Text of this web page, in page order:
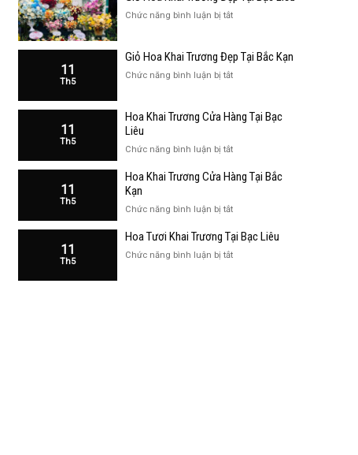
Chức năng bình luận bị tắtở
Khai
Đẹp
Liêu
11
Th5
Giỏ Hoa Khai Trương Đẹp Tại Bắc Kạn
Chức năng bình luận bị tắtở
Khai
Tại
Kạn
11
Th5
Hoa Khai Trương Cửa Hàng Tại Bạc
Liêu
Chức năng bình luận bị tắtở
Khai
Hàng
Bạc
Liêu
11
Th5
Hoa Khai Trương Cửa Hàng Tại Bắc
Kạn
Chức năng bình luận bị tắtở
Khai
11
Th5
Hoa Tươi Khai Trương Tại Bạc Liêu
Chức năng bình luận bị tắtở